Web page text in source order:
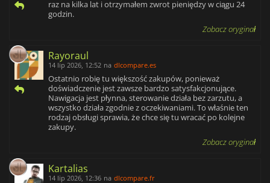
raz na kilka lat i otrzymałem zwrot pieniędzy w ciągu 24
godzin.
Zobacz oryginał
Rayoraul
14 lip 2026, 12:52 na dlcompare.es
Ostatnio robię tu większość zakupów, ponieważ
doświadczenie jest zawsze bardzo satysfakcjonujące.
Nawigacja jest płynna, sterowanie działa bez zarzutu, a
wszystko działa zgodnie z oczekiwaniami. To właśnie ten
rodzaj obsługi sprawia, że chce się tu wracać po kolejne
zakupy.
Zobacz oryginał
Kartalias
14 lip 2026, 12:36 na dlcompare.fr